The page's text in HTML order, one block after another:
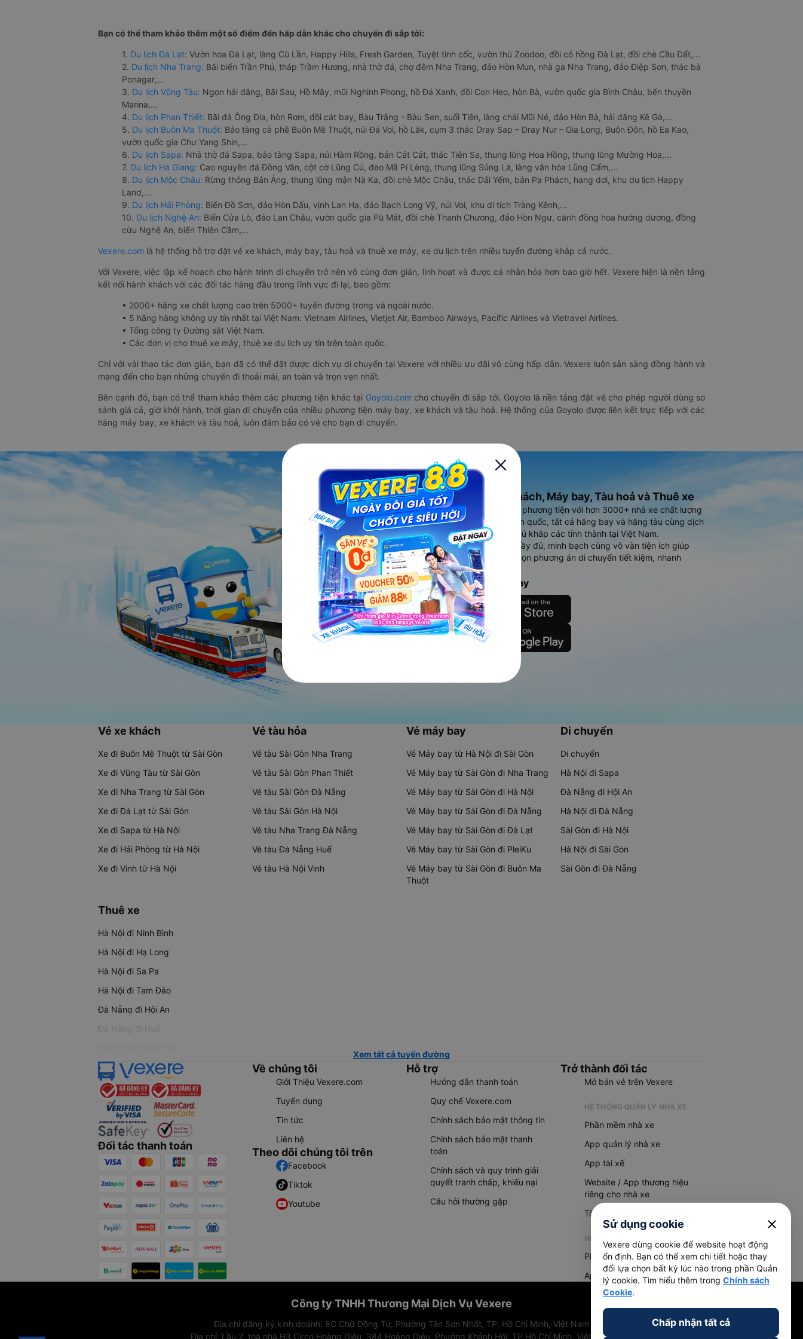
Bạn có thể tham khảo thêm một số điểm đến hấp dẫn khác cho chuyến đi sắp tới:
1. Du lịch Đà Lạt: Vườn hoa Đà Lạt, làng Cù Lần, Happy Hills, Fresh Garden, Tuyệt tình cốc, vườn thú Zoodoo, đồi cỏ hồng Đà Lạt, đồi chè Cầu Đất,...
2. Du lịch Nha Trang: Bãi biển Trần Phú, tháp Trầm Hương, nhà thờ đá, chợ đêm Nha Trang, đảo Hòn Mun, nhà ga Nha Trang, đảo Điệp Sơn, thác bà
Ponagar,...
3. Du lịch Vũng Tàu: Ngọn hải đăng, Bãi Sau, Hồ Mây, mũi Nghinh Phong, hồ Đá Xanh, đồi Con Heo, hòn Bà, vườn quốc gia Bình Châu, bến thuyền
Marina,...
4. Du lịch Phan Thiết: Bãi đá Ông Địa, hòn Rơm, đồi cát bay, Bàu Trắng - Bàu Sen, suối Tiên, làng chài Mũi Né, đảo Hòn Bà, hải đăng Kê Gà,...
5. Du lịch Buôn Ma Thuột: Bảo tàng cà phê Buôn Mê Thuột, núi Đá Voi, hồ Lắk, cụm 3 thác Dray Sap – Dray Nur – Gia Long, Buôn Đôn, hồ Ea Kao,
vườn quốc gia Chư Yang Shin,...
6. Du lịch Sapa: Nhà thờ đá Sapa, bảo tàng Sapa, núi Hàm Rồng, bản Cát Cát, thác Tiên Sa, thung lũng Hoa Hồng, thung lũng Mường Hoa,...
7. Du lịch Hà Giang: Cao nguyên đá Đồng Văn, cột cờ Lũng Cú, đèo Mã Pí Lèng, thung lũng Sủng Là, làng văn hóa Lũng Cẩm,...
8. Du lịch Mộc Châu: Rừng thông Bản Áng, thung lũng mận Nà Ka, đồi chè Mộc Châu, thác Dải Yếm, bản Pa Phách, hang dơi, khu du lịch Happy
Land,...
9. Du lịch Hải Phòng: Biển Đồ Sơn, đảo Hòn Dấu, vịnh Lan Hạ, đảo Bạch Long Vỹ, núi Voi, khu di tích Tràng Kênh,...
10. Du lịch Nghệ An: Biển Cửa Lò, đảo Lan Châu, vườn quốc gia Pù Mát, đồi chè Thanh Chương, đảo Hòn Ngư, cánh đồng hoa hướng dương, đồng
cừu Nghệ An, biển Thiên Cầm,...
Vexere.com là hệ thống hỗ trợ đặt vé xe khách, máy bay, tàu hoả và thuê xe máy, xe du lịch trên nhiều tuyến đường khắp cả nước.
Với Vexere, việc lập kế hoạch cho hành trình di chuyển trở nên vô cùng đơn giản, linh hoạt và được cá nhân hóa hơn bao giờ hết. Vexere hiện là nền tảng
kết nối hành khách với các đối tác hàng đầu trong lĩnh vực đi lại, bao gồm:
• 2000+ hãng xe chất lượng cao trên 5000+ tuyến đường trong và ngoài nước.
• 5 hãng hàng không uy tín nhất tại Việt Nam: Vietnam Airlines, Vietjet Air, Bamboo Airways, Pacific Airlines và Vietravel Airlines.
• Tổng công ty Đường sắt Việt Nam.
• Các đơn vị cho thuê xe máy, thuê xe du lịch uy tín trên toàn quốc.
Chỉ với vài thao tác đơn giản, bạn đã có thể đặt được dịch vụ di chuyển tại Vexere với nhiều ưu đãi vô cùng hấp dẫn. Vexere luôn sẵn sàng đồng hành và
mang đến cho bạn những chuyến đi thoải mái, an toàn và trọn vẹn nhất.
Bên cạnh đó, bạn có thể tham khảo thêm các phương tiện khác tại Goyolo.com cho chuyến đi sắp tới. Goyolo là nền tảng đặt vé cho phép người dùng so
sánh giá cả, giờ khởi hành, thời gian di chuyển của nhiều phương tiện máy bay, xe khách và tàu hoả. Hệ thống của Goyolo được liên kết trực tiếp với các
hãng máy bay, xe khách và tàu hoả, luôn đảm bảo có vé cho bạn di chuyển.
Ứng dụng đặt vé Xe khách, Máy bay, Tàu hoả và Thuê xe
Vexere - ứng dụng đặt vé đa phương tiện với hơn 3000+ nhà xe chất lượng
cao, 5000+ tuyến đường toàn quốc, tất cả hãng bay và hãng tàu cùng dịch
vụ thuê xe máy, xe du lịch phủ khắp các tỉnh thành tại Việt Nam.
Ứng dụng hiển thị thông tin đầy đủ, minh bạch cùng vô vàn tiện ích giúp
người dùng so sánh và lựa chọn phương án di chuyển tiết kiệm, nhanh
chóng và phù hợp nhất.
Tải ứng dụng Vexere ngay
Vé xe khách
Xe đi Buôn Mê Thuột từ Sài Gòn
Xe đi Vũng Tàu từ Sài Gòn
Xe đi Nha Trang từ Sài Gòn
Xe đi Đà Lạt từ Sài Gòn
Xe đi Sapa từ Hà Nội
Xe đi Hải Phòng từ Hà Nội
Xe đi Vinh từ Hà Nội
Vé tàu hỏa
Vé tàu Sài Gòn Nha Trang
Vé tàu Sài Gòn Phan Thiết
Vé tàu Sài Gòn Đà Nẵng
Vé tàu Sài Gòn Hà Nội
Vé tàu Nha Trang Đà Nẵng
Vé tàu Đà Nẵng Huế
Vé tàu Hà Nội Vinh
Vé máy bay
Vé Máy bay từ Hà Nội đi Sài Gòn
Vé Máy bay từ Sài Gòn đi Nha Trang
Vé Máy bay từ Sài Gòn đi Hà Nội
Vé Máy bay từ Sài Gòn đi Đà Nẵng
Vé Máy bay từ Sài Gòn đi Đà Lạt
Vé Máy bay từ Sài Gòn đi PleiKu
Vé Máy bay từ Sài Gòn đi Buôn Ma
Thuột
Di chuyển
Di chuyển
Hà Nội đi Sapa
Đà Nẵng đi Hội An
Hà Nội đi Đà Nẵng
Sài Gòn đi Hà Nội
Hà Nội đi Sài Gòn
Sài Gòn đi Đà Nẵng
Thuê xe
Hà Nội đi Ninh Bình
Hà Nội đi Hạ Long
Hà Nội đi Sa Pa
Hà Nội đi Tam Đảo
Đà Nẵng đi Hội An
Đà Nẵng đi Huế
Xem tất cả tuyến đường
Đối tác thanh toán
Về chúng tôi
Giới Thiệu Vexere.com
Tuyển dụng
Tin tức
Liên hệ
Theo dõi chúng tôi trên
Facebook
Tiktok
Youtube
Hỗ trợ
Hướng dẫn thanh toán
Quy chế Vexere.com
Chính sách bảo mật thông tin
Chính sách bảo mật thanh
toán
Chính sách và quy trình giải
quyết tranh chấp, khiếu nại
Câu hỏi thường gặp
Trở thành đối tác
Mở bán vé trên Vexere
HỆ THỐNG QUẢN LÝ NHÀ XE
Phần mềm nhà xe
App quản lý nhà xe
App tài xế
Website / App thương hiệu
riêng cho nhà xe
Tổng đài AI
HỆ THỐNG QUẢN LÝ HÀNG HOÁ
Phần mềm quản lý hàng hoá
App quản lý hàng hoá
Công ty TNHH Thương Mại Dịch Vụ Vexere
Địa chỉ đăng ký kinh doanh: 8C Chữ Đồng Tử, Phường Tân Sơn Nhất, TP. Hồ Chí Minh, Việt Nam
Địa chỉ: Lầu 2, toà nhà H3 Circo Hoàng Diệu, 384 Hoàng Diệu, Phường Khánh Hội, TP Hồ Chí Minh, Việt Nam
Sử dụng cookie close
Vexere dùng cookie để website hoạt động
ổn định. Bạn có thể xem chi tiết hoặc thay
đổi lựa chọn bất kỳ lúc nào trong phần Quản
lý cookie. Tìm hiểu thêm trong Chính sách
Cookie.
Chấp nhận tất cả